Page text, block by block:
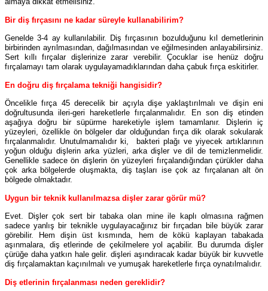
Bir diş fırçasını ne kadar süreyle kullanabilirim?
Genelde 3-4 ay kullanılabilir. Diş fırçasının bozulduğunu kıl demetlerinin
birbirinden ayrılmasından, dağılmasından ve eğilmesinden anlayabilirsiniz.
Sert kıllı fırçalar dişlerinize zarar verebilir. Çocuklar ise henüz doğru
fırçalamayı tam olarak uygulayamadıklarından daha çabuk fırça eskitirler.
En doğru diş fırçalama tekniği hangisidir?
Öncelikle fırça 45 derecelik bir açıyla dişe yaklaştırılmalı ve dişin eni
doğrultusunda ileri-geri hareketlerle fırçalanmalıdır. En son diş etinden
aşağıya doğru bir süpürme hareketiyle işlem tamamlanır. Dişlerin iç
yüzeyleri, özellikle ön bölgeler dar olduğundan fırça dik olarak sokularak
fırçalanmalıdır. Unutulmamalıdır ki, bakteri plağı ve yiyecek artıklarının
yoğun olduğu dişlerin arka yüzleri, arka dişler ve dil de temizlenmelidir.
Genellikle sadece ön dişlerin ön yüzeyleri fırçalandığından çürükler daha
çok arka bölgelerde oluşmakta, diş taşları ise çok az fırçalanan alt ön
bölgede olmaktadır.
Uygun bir teknik kullanılmazsa dişler zarar görür mü?
Evet. Dişler çok sert bir tabaka olan mine ile kaplı olmasına rağmen
sadece yanlış bir teknikle uygulayacağınız bir fırçadan bile büyük zarar
görebilir. Hem dişin üst kısmında, hem de kökü kaplayan tabakada
aşınmalara, diş etlerinde de çekilmelere yol açabilir. Bu durumda dişler
çürüğe daha yatkın hale gelir. dişleri aşındıracak kadar büyük bir kuvvetle
diş fırçalamaktan kaçınılmalı ve yumuşak hareketlerle fırça oynatılmalıdır.
Diş etlerinin fırçalanması neden gereklidir?